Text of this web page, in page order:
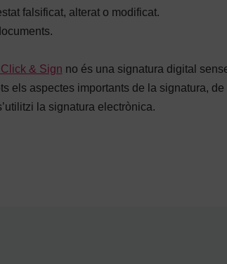
falsificat, alterat o modificat.
Click & Sign no és una signatura digital
els aspectes importants de la signatura, de
la signatura electrònica.